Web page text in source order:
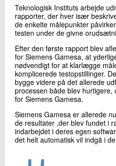
Teknologisk Instituts arbejde
rapporter, der hver især
de enkelte målepunkter
testen under de givne
Efter den første rapport blev
for Siemens Gamesa, at
nødvendigt for at klarlægge
komplicerede testopstillinger.
bygge videre på det allerede
processen både blev
for Siemens Gamesa.
Siemens Gamesa er allerede
de resultater ,der blev fundet i
indarbejdet i deres egen
det helt automatisk vil indgå i